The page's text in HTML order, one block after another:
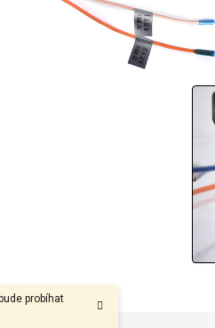
probíhat